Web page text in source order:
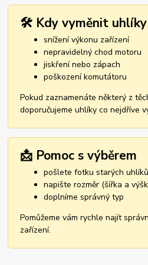
🛠️ Kdy vyměnit
snížení výkonu zařízení
nepravidelný chod motoru
jiskření nebo zápach
poškození komutátoru
Pokud zaznamenáte některý z
doporučujeme uhlíky co nejdříve
📩 Pomoc s výběrem
pošlete fotku starých uhlíků
napište rozměr (šířka a
doplníme správný typ
Pomůžeme vám rychle najít
zařízení.